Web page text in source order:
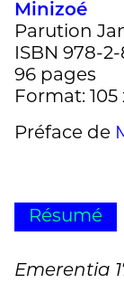
Minizoé
Parution
ISBN 978-2-
96 pages
Format: 105
Préface de
Résumé
Emerentia